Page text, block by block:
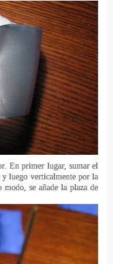
En primer lugar, sumar el
luego verticalmente por la
modo, se añade la plaza de